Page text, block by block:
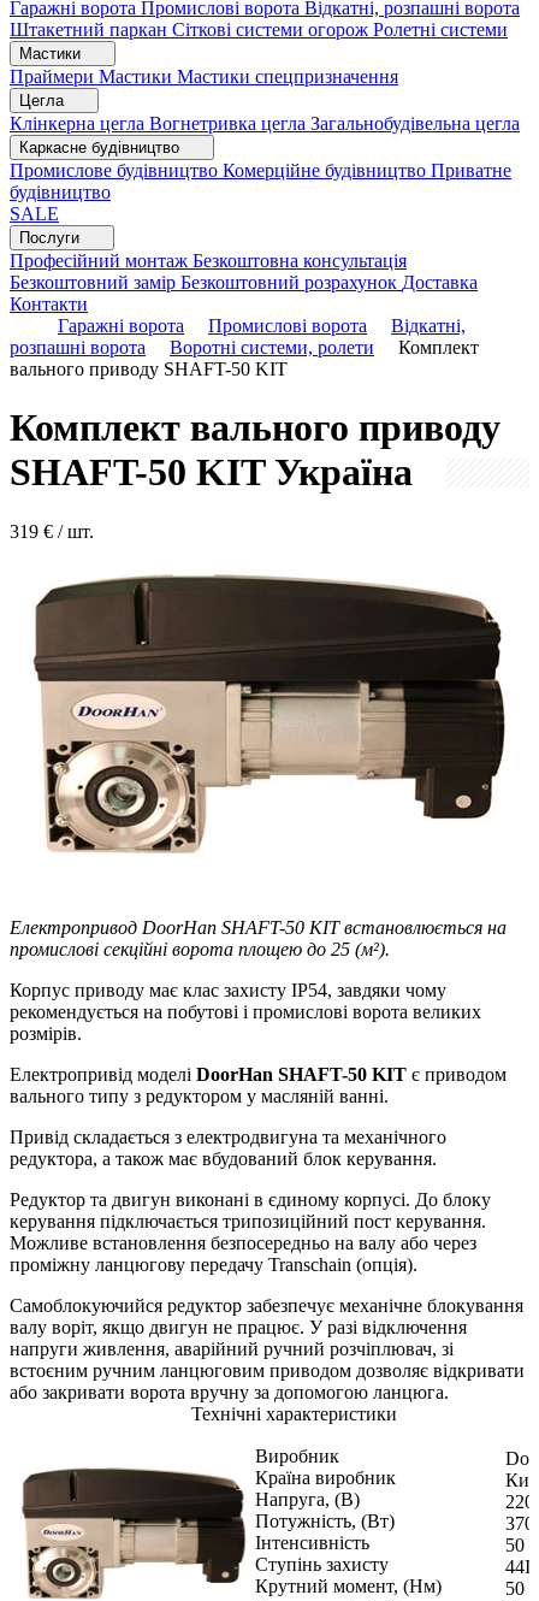
Гаражні ворота Промислові ворота Відкатні, розпашні ворота
Штакетний паркан Сіткові системи огорож Ролетні системи
Мастики
Праймери Мастики Мастики спецпризначення
Цегла
Клінкерна цегла Вогнетривка цегла Загальнобудівельна цегла
Каркасне будівництво
Промислове будівництво Комерційне будівництво Приватне
будівництво
SALE
Послуги
Професійний монтаж Безкоштовна консультація
Безкоштовний замір Безкоштовний розрахунок Доставка
Контакти
Гаражні ворота
Промислові ворота
Відкатні,
розпашні ворота
Воротні системи, ролети
Комплект
вального приводу SHAFT-50 KIT
Комплект вального приводу
SHAFT-50 KITУкраїна
319 € / шт.
Електропривод DoorHan SHAFT-50 KIT встановлюється на
промислові секційні ворота площею до 25 (м²).
Корпус приводу має клас захисту IP54, завдяки чому
рекомендується на побутові і промислові ворота великих
розмірів.
Електропривід моделі DoorHan SHAFT-50 KIT є приводом
вального типу з редуктором у масляній ванні.
Привід складається з електродвигуна та механічного
редуктора, а також має вбудований блок керування.
Редуктор та двигун виконані в єдиному корпусі. До блоку
керування підключається трипозиційний пост керування.
Можливе встановлення безпосередньо на валу або через
проміжну ланцюгову передачу Transchain (опція).
Самоблокуючийся редуктор забезпечує механічне блокування
валу воріт, якщо двигун не працює. У разі відключення
напруги живлення, аварійний ручний розчіплювач, зі
встоєним ручним ланцюговим приводом дозволяє відкривати
або закривати ворота вручну за допомогою ланцюга.
Технічні характеристики
Виробник
Країна виробник
Напруга, (В)
Потужність, (Вт)
Інтенсивність
Ступінь захисту
Крутний момент, (Нм)
220
370
50
50